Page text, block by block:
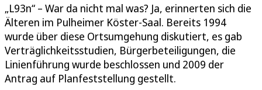
„L93n“ – War da nicht mal was? Ja, erinnerten sich die
Älteren im Pulheimer Köster-Saal. Bereits 1994
wurde über diese Ortsumgehung diskutiert, es gab
Verträglichkeitsstudien, Bürgerbeteiligungen, die
Linienführung wurde beschlossen und 2009 der
Antrag auf Planfeststellung gestellt.